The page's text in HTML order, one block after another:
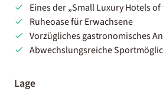
Eines der „Small Luxury Hotels
Ruheoase für Erwachsene
Vorzügliches gastronomisches
Abwechslungsreiche
Lage